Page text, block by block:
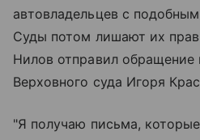
автовладельцев с
Суды потом лишают их
Нилов отправил обращение
Верховного суда Игоря
"Я получаю письма,